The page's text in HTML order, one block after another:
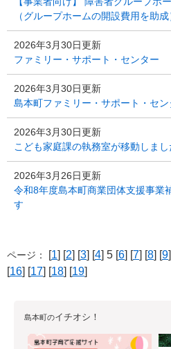
（グループホームの開設費用を助成
2026年3月30日更新
ファミリー・サポート・センター
2026年3月30日更新
島本町ファミリー・サポート・セ
2026年3月30日更新
こども家庭課の執務室が移動しま
2026年3月26日更新
令和8年度島本町商業団体支援事業
す
ページ： [1] [2] [3] [4] 5 [6] [7] [8] [9
[16] [17] [18] [19]
島本町のイチオシ！